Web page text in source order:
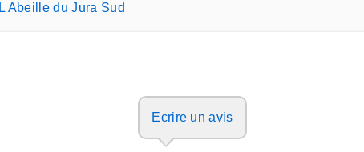
L Abeille du Jura Sud
Ecrire un avis